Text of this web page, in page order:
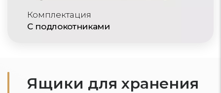
Комплектация
С подлокотниками
Ящики для хранения